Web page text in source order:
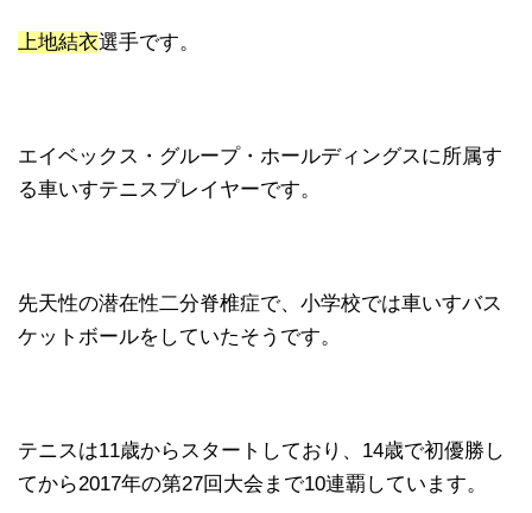
上地結衣選手です。
エイベックス・グループ・ホールディングスに所属す
る車いすテニスプレイヤーです。
先天性の潜在性二分脊椎症で、小学校では車いすバス
ケットボールをしていたそうです。
テニスは11歳からスタートしており、14歳で初優勝し
てから2017年の第27回大会まで10連覇しています。